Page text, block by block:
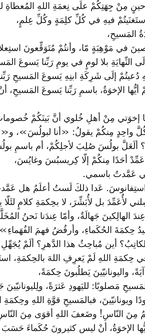
مِنْ جِهَتِكُمْ علَى نِعمَةِ اللهِ المُعطاةِ
فيهِ في كُلِّ كلِمَةٍ وكُلِّ عِلمٍ،
المَسيحِ،
في مَوْهِبَةٍ مّا، وأنتُمْ مُتَوَقِّعونَ
النِّهايَةِ بلا لومٍ في يومِ رَبِّنا يَسوعَ
دُعيتُمْ إلَى شَرِكَةِ ابنِهِ يَسوعَ المَسيحِ
أيُّها الإخوَةُ، باسمِ رَبِّنا يَسوعَ
إخوَتي مِنْ أهلِ خُلوي أنَّ بَينَكُمْ
كُلَّ واحِدٍ مِنكُمْ يقولُ: «أنا لبولُسَ»،
ألَعَلَّ بولُسَ صُلِبَ لأجلِكُمْ، أم باسمِ
أحَدًا مِنكُمْ إلّا كِريسبُسَ وغايُسَ،
عَمَّدتُ باسمي.
عَدا ذلكَ لَستُ أعلَمُ هل
لأُعَمِّدَ بل لأُبَشِّرَ، لا بحِكمَةِ كلامٍ
الهالِكينَ جَهالَةٌ، وأمّا عِندَنا نَحنُ
حِكمَةَ الحُكَماءِ، وأرفُضُ فهمَ
أين مُباحِثُ هذا الدَّهرِ؟ ألَمْ يُجَهِّلِ
في حِكمَةِ اللهِ لَمْ يَعرِفِ اللهَ بالحِكمَةِ،
واليونانيّينَ يَطلُبونَ حِكمَةً،
مَصلوبًا: لليَهودِ عَثرَةً، ولِليونانيّينَ
ويونانيّينَ، فبالمَسيحِ قوَّةِ اللهِ وحِكمَةِ
مِنَ النّاسِ! وضَعفَ اللهِ أقوَى مِنَ
الإخوَةُ، أنْ ليس كثيرونَ حُكَماءَ